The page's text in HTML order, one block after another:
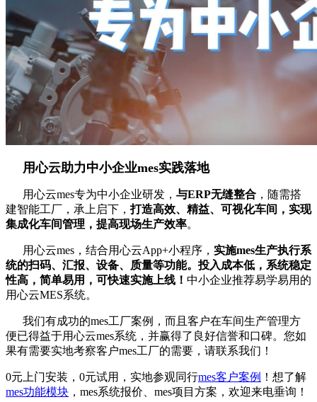
用心云助力中小企业mes实践落地
用心云mes专为中小企业研发， 与ERP无缝整合 ，随需搭
建智能工厂，承上启下，打造高效、精益、可视化车间，实现
集成化车间管理，提高现场生产效率。
用心云mes，结合用心云App+小程序， 实施mes生产执行系
统的扫码、汇报、设备、质量等功能。投入成本低，系统稳定
性高，简单易用，可快速实施上线！ 中小企业推荐易学易用的
用心云MES系统。
我们有成功的mes工厂案例，而且客户在车间生产管理方
便已得益于用心云mes系统，并赢得了良好信誉和口碑。您如
果有需要实地考察客户mes工厂的需要，请联系我们！
0元上门安装，0元试用，实地参观同行mes客户案例 ！想了解
mes功能模块 ，mes系统报价、mes项目方案，欢迎来电垂询！